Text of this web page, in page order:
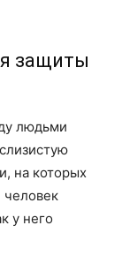
защиты
людьми
на которых
у него